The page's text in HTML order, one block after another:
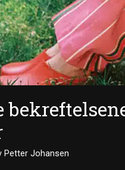
Petter Johansen